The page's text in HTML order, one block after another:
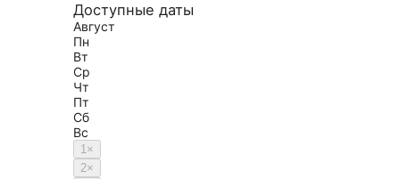
Доступные даты
Август
Пн
Вт
Ср
Чт
Пт
Сб
Вс
1×
2×